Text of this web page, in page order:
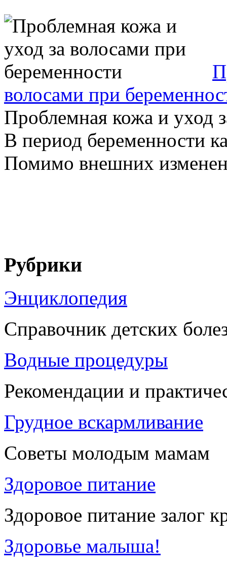
волосами при
Проблемная кожа и уход
В период беременности
Помимо внешних
Рубрики
Энциклопедия
Справочник детских
Водные процедуры
Рекомендации и
Грудное вскармливание
Советы молодым мамам
Здоровое питание
Здоровое питание залог
Здоровье малыша!